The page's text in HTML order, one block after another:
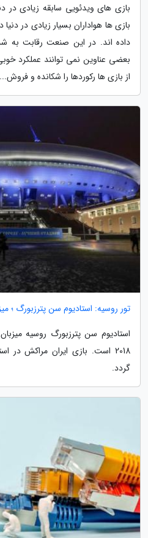
بازی های ویدئویی سابقه زیادی در
بازی ها هواداران بسیار زیادی در
داده اند. در این صنعت رقابت به
بعضی عناوین نمی توانند عملکرد
از بازی ها رکوردها را شکانده و فروش...
تور روسیه: استادیوم سن پترزبورگ ؛
استادیوم سن پترزبورگ روسیه
2018 است. بازی ایران مراکش در
گردد.